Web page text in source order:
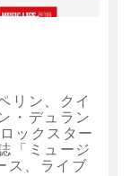
リン、クイ
・デュラン
ックスター
「ミュージ
ス、ライブ